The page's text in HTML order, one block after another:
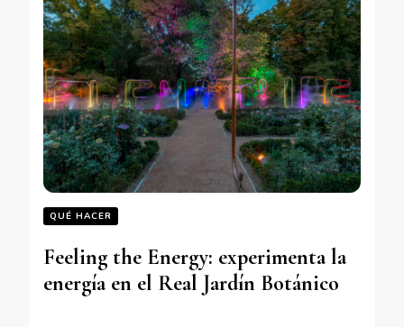
QUÉ HACER
Feeling the Energy: experimenta la
energía en el Real Jardín Botánico